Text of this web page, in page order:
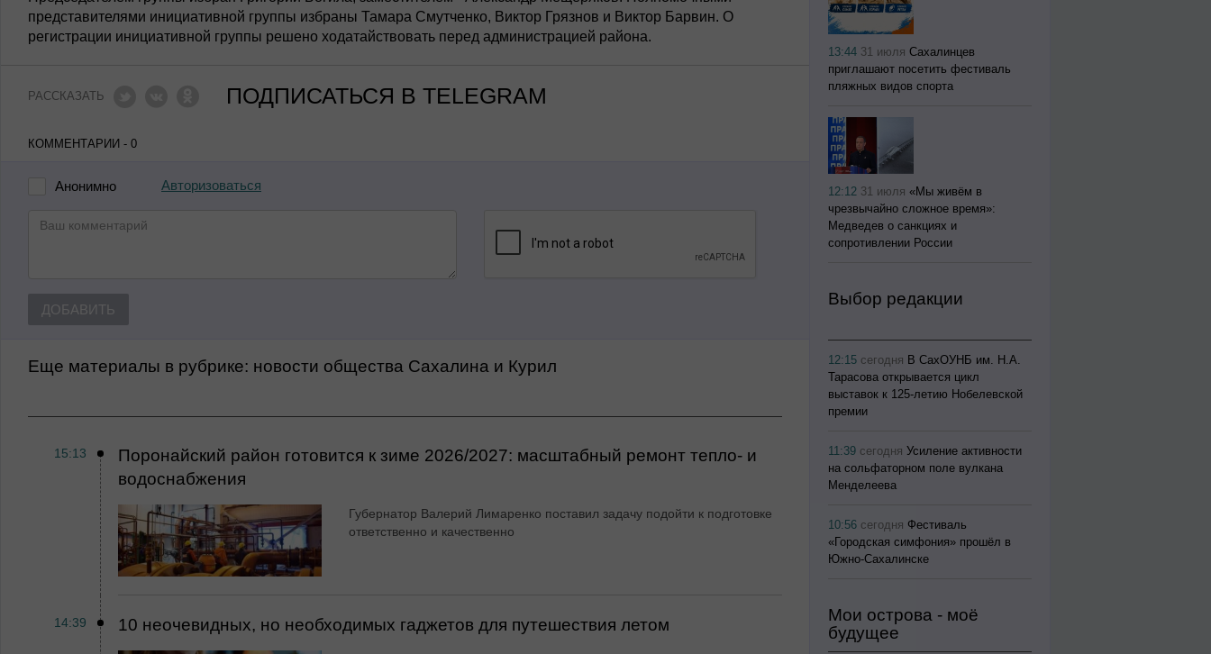
представителями инициативной группы избраны Тамара Смутченко, Виктор Грязнов и Виктор Барвин. О
регистрации инициативной группы решено ходатайствовать перед администрацией района.
РАССКАЗАТЬ ПОДПИСАТЬСЯ В TELEGRAM
КОММЕНТАРИИ - 0
Анонимно Авторизоваться
ДОБАВИТЬ
Еще материалы в рубрике: Новости общества Сахалина и Курил
15:13
Поронайский район готовится к зиме 2026/2027: масштабный ремонт тепло- и
водоснабжения
Губернатор Валерий Лимаренко поставил задачу подойти к подготовке
ответственно и качественно
14:39 10 неочевидных, но необходимых гаджетов для путешествия летом
13:44 31 июля Сахалинцев
приглашают посетить фестиваль
пляжных видов спорта
12:12 31 июля «Мы живём в
чрезвычайно сложное время»:
Медведев о санкциях и
сопротивлении России
Выбор редакции
12:15 сегодня В СахОУНБ им. Н.А.
Тарасова открывается цикл
выставок к 125-летию Нобелевской
премии
11:39 сегодня Усиление активности
на сольфаторном поле вулкана
Менделеева
10:56 сегодня Фестиваль
«Городская симфония» прошёл в
Южно-Сахалинске
Мои острова - моё
будущее